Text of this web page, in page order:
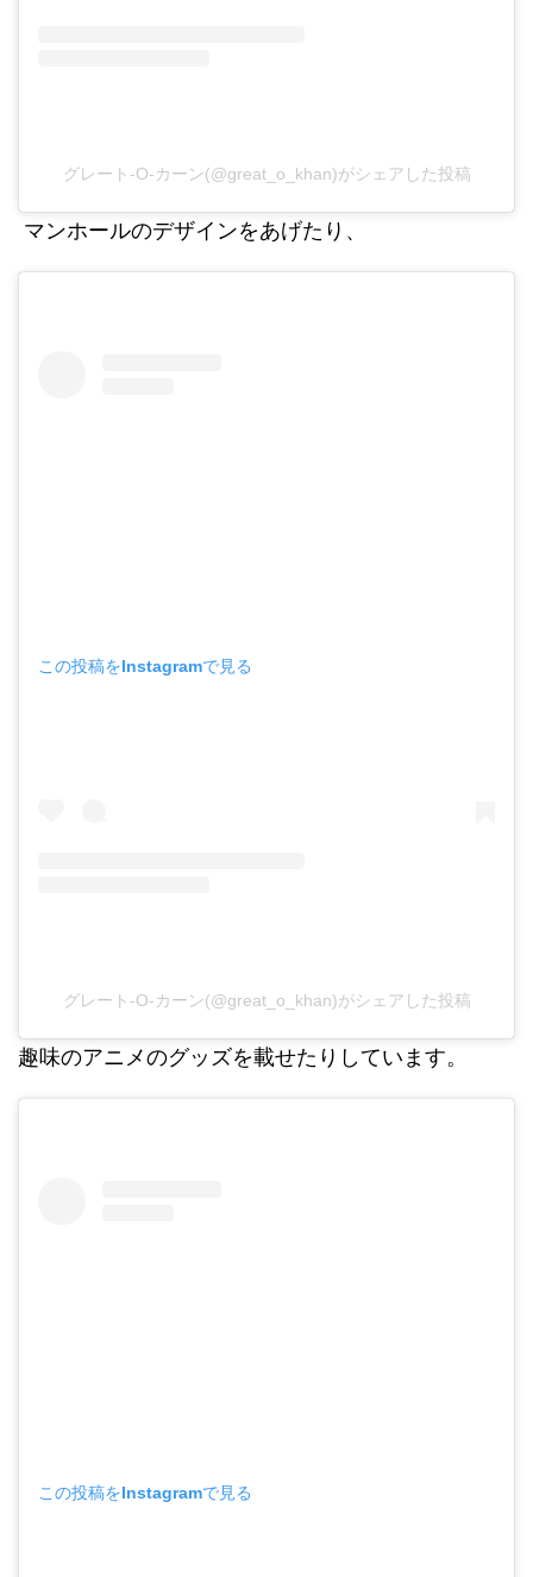
グレート-O-カーン(@great_o_khan)がシェアした投稿
マンホールのデザインをあげたり、
この投稿をInstagramで見る
グレート-O-カーン(@great_o_khan)がシェアした投稿
趣味のアニメのグッズを載せたりしています。
この投稿をInstagramで見る